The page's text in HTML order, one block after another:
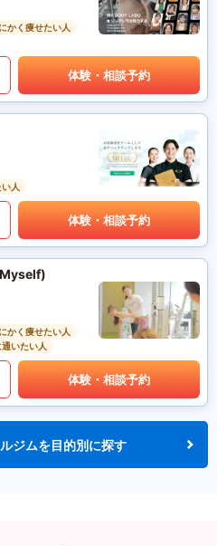
かく痩せたい人
体験・相談予約
人
体験・相談予約
Myself)
かく痩せたい人
いたい人
体験・相談予約
ジムを目的別に探す